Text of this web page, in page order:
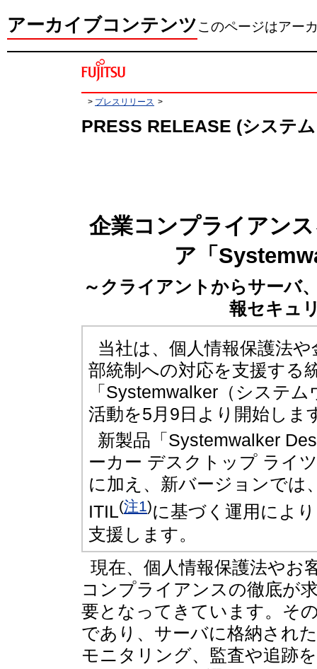
アーカイブコンテンツこのページはアー
> プレスリリース >
PRESS RELEASE (システ
企業コンプライアン
ア「
～クライアントからサーバ
報セキュ
当社は、個人情報保護法
部統制への対応を支援する
「Systemwalker（システ
活動を5月9日より開始しま
新製品「Systemwalker
ーカー デスクトップ ライ
に加え、新バージョンでは
ITIL(注1)に基づく運用によ
支援します。
現在、個人情報保護法やお
コンプライアンスの徹底が
要となってきています。そ
であり、サーバに格納され
モニタリング、監査や追跡